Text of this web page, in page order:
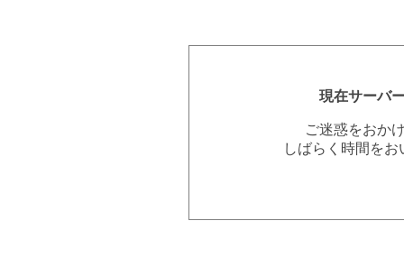
現在サーバ
ご迷惑をおか
しばらく時間を